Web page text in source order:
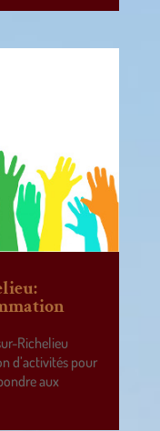
Richelieu
d’activités pour
aux